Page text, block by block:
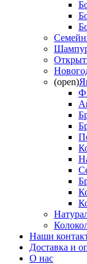
(open)
Наши
Доставка и
О нас